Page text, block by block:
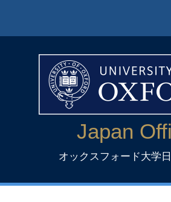
Japan
オックスフォード大学